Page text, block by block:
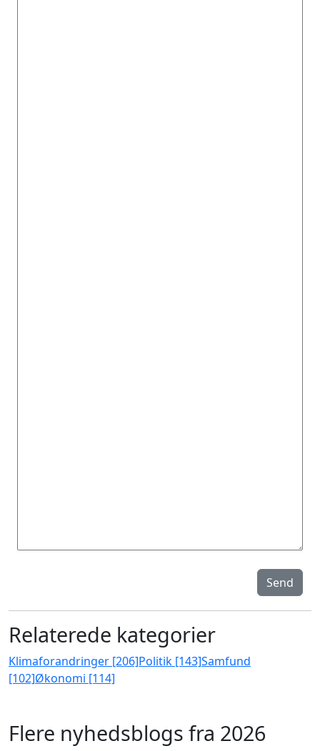
Send
Relaterede kategorier
Klimaforandringer [206]Politik [143]Samfund
[102]Økonomi [114]
Flere nyhedsblogs fra 2026